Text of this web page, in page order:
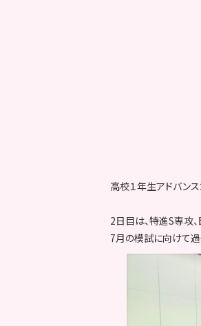
高校１年生アドバン
2日目は、特進S専攻
7月の模試に向けて過